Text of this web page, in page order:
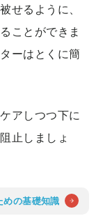
せるように、
ことができま
ーはとくに簡
アしつつ下に
止しましょ
めの基礎知識